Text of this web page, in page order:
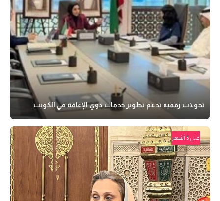
تحولات رقمية تدعم تطوير خدمات ذوي الإعاقة في الكويت
قبل 5 أشهر